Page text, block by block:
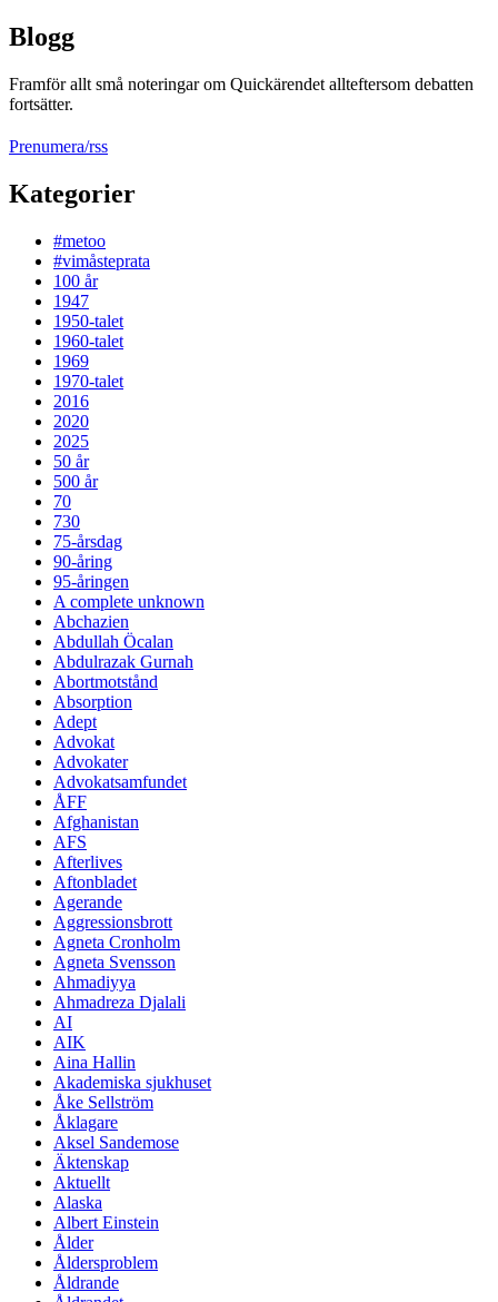
Blogg
Framför allt små noteringar om Quickärendet allteftersom debatten
fortsätter.
Prenumera/rss
Kategorier
#metoo
#vimåsteprata
100 år
1947
1950-talet
1960-talet
1969
1970-talet
2016
2020
2025
50 år
500 år
70
730
75-årsdag
90-åring
95-åringen
A complete unknown
Abchazien
Abdullah Öcalan
Abdulrazak Gurnah
Abortmotstånd
Absorption
Adept
Advokat
Advokater
Advokatsamfundet
ÅFF
Afghanistan
AFS
Afterlives
Aftonbladet
Agerande
Aggressionsbrott
Agneta Cronholm
Agneta Svensson
Ahmadiyya
Ahmadreza Djalali
AI
AIK
Aina Hallin
Akademiska sjukhuset
Åke Sellström
Åklagare
Aksel Sandemose
Äktenskap
Aktuellt
Alaska
Albert Einstein
Ålder
Åldersproblem
Åldrande